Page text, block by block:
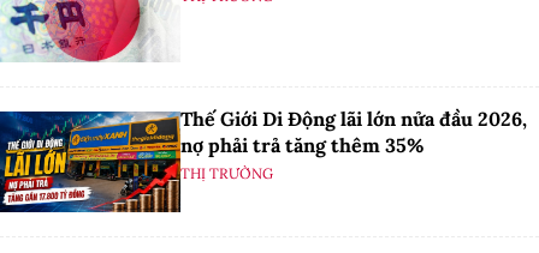
Thế Giới Di Động lãi lớn nửa đầu 2026,
nợ phải trả tăng thêm 35%
THỊ TRƯỜNG